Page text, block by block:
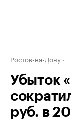
Ростов-на-Дону
Убыток
руб. в